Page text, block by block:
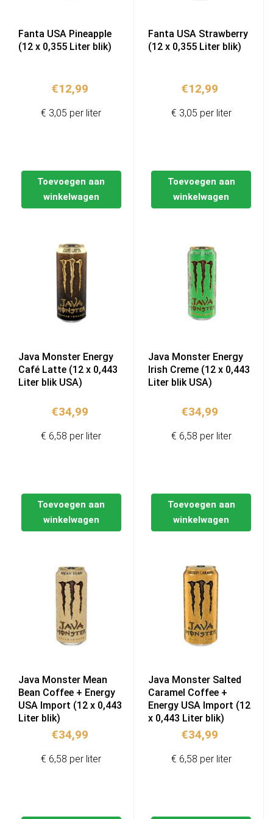
Fanta USA Pineapple
(12 x 0,355 Liter blik)
€12,99
Toevoegen aan
winkelwagen
€ 3,05 per liter
Fanta USA Strawberry
(12 x 0,355 Liter blik)
€12,99
Toevoegen aan
winkelwagen
€ 3,05 per liter
Java Monster Energy
Café Latte (12 x 0,443
Liter blik USA)
€34,99
Toevoegen aan
winkelwagen
€ 6,58 per liter
Java Monster Energy
Irish Creme (12 x 0,443
Liter blik USA)
€34,99
Toevoegen aan
winkelwagen
€ 6,58 per liter
Java Monster Mean
Bean Coffee + Energy
USA Import (12 x 0,443
Liter blik)
€34,99
€ 6,58 per liter
Java Monster Salted
Caramel Coffee +
Energy USA Import (12
x 0,443 Liter blik)
€34,99
€ 6,58 per liter